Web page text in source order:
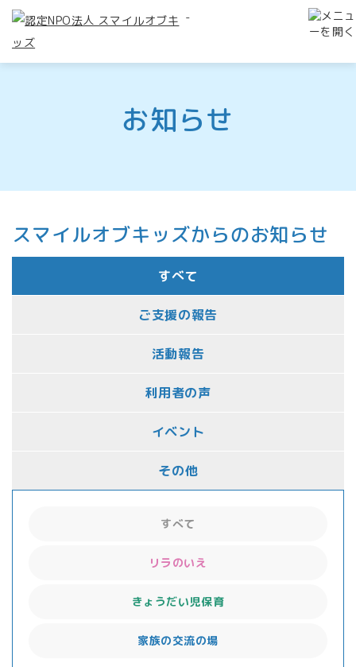
-
お知らせ
スマイルオブキッズからのお知らせ
すべて
ご支援の報告
活動報告
利用者の声
イベント
その他
すべて
リラのいえ
きょうだい児保育
家族の交流の場